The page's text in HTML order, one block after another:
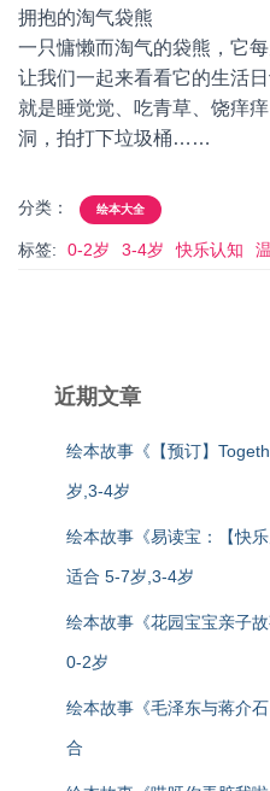
拥抱的淘气袋熊
一只慵懒而淘气的袋熊，它
让我们一起来看看它的生活
就是睡觉觉、吃青草、饶痒
洞，拍打下垃圾桶……
分类： 绘本大全
标签: 0-2岁 3-4岁 快乐认知
近期文章
绘本故事《【预订】
岁,3-4岁
绘本故事《易读宝：【快
适合 5-7岁,3-4岁
绘本故事《花园宝宝亲子
0-2岁
绘本故事《毛泽东与蒋介
合